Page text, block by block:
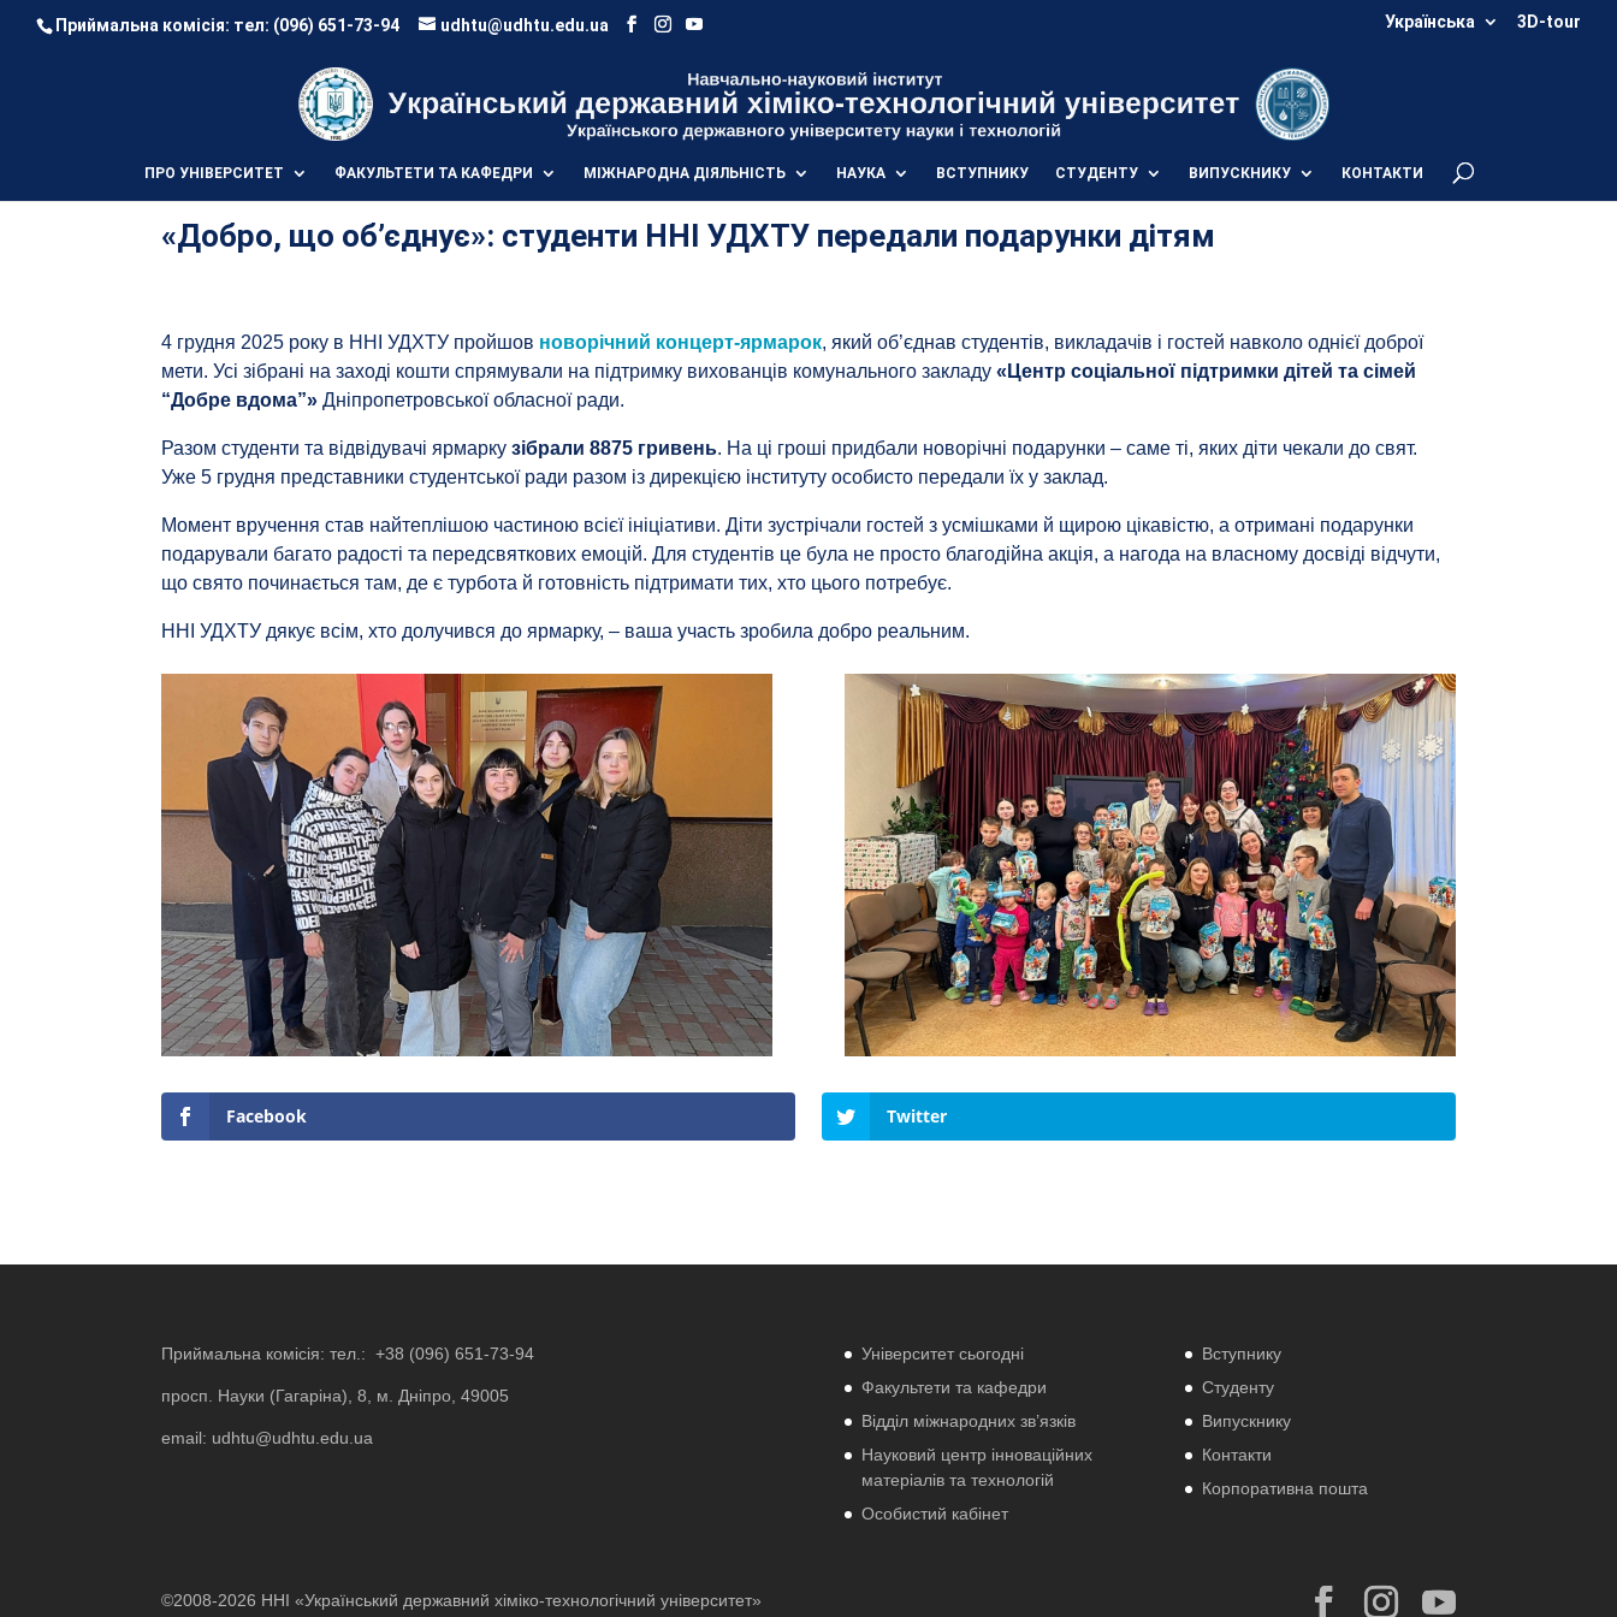
Приймальна комісія: тел: (096) 651-73-94 udhtu@udhtu.edu.ua Українська 3D-tour
ПРО УНІВЕРСИТЕТ ФАКУЛЬТЕТИ ТА КАФЕДРИ МІЖНАРОДНА ДІЯЛЬНІСТЬ НАУКА ВСТУПНИКУ СТУДЕНТУ ВИПУСКНИКУ КОНТАКТИ
«Добро, що об’єднує»: студенти ННІ УДХТУ передали подарунки дітям
4 грудня 2025 року в ННІ УДХТУ пройшов новорічний концерт-ярмарок, який об’єднав студентів, викладачів і гостей навколо однієї доброї
мети. Усі зібрані на заході кошти спрямували на підтримку вихованців комунального закладу«Центр соціальної підтримки дітей та сімей
“Добре вдома”» Дніпропетровської обласної ради.
Разом студенти та відвідувачі ярмаркузібрали 8875 гривень. На ці гроші придбали новорічні подарунки – саме ті, яких діти чекали до свят.
Уже 5 грудня представники студентської ради разом із дирекцією інституту особисто передали їх у заклад.
Момент вручення став найтеплішою частиною всієї ініціативи. Діти зустрічали гостей з усмішками й щирою цікавістю, а отримані подарунки
подарували багато радості та передсвяткових емоцій. Для студентів це була не просто благодійна акція, а нагода на власному досвіді відчути,
що свято починається там, де є турбота й готовність підтримати тих, хто цього потребує.
ННІ УДХТУ дякує всім, хто долучився до ярмарку, – ваша участь зробила добро реальним.
Facebook Twitter
Приймальна комісія: тел.:+38 (096) 651-73-94
просп. Науки (Гагаріна), 8, м. Дніпро, 49005
email: udhtu@udhtu.edu.ua
Університет сьогодні
Факультети та кафедри
Відділ міжнародних зв’язків
Науковий центр інноваційних
матеріалів та технологій
Особистий кабінет
Вступнику
Студенту
Випускнику
Контакти
Корпоративна пошта
©2008-2026 ННІ «Український державний хіміко-технологічний університет»